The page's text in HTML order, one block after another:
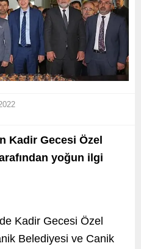
Kadir Gecesi Özel
yoğun ilgi
Kadir Gecesi Özel
Belediyesi ve Canik